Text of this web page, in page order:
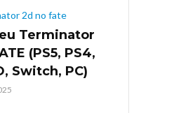
Terminator
(PS5, PS4,
Switch, PC)